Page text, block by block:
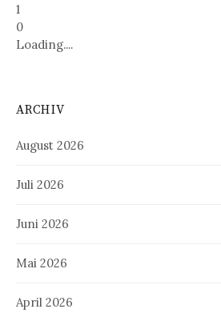
1
0
Loading....
ARCHIV
August 2026
Juli 2026
Juni 2026
Mai 2026
April 2026